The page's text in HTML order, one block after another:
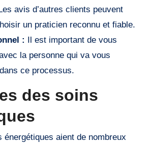
Les avis d’autres clients peuvent
un praticien reconnu et fiable.
: Il est important de vous
la personne qui va vous
ce processus.
des soins
énergétiques aient de nombreux